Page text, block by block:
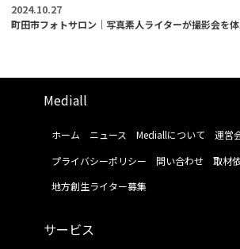
2024.10.27
町田市フォトサロン｜写真素人ライターが撮影会を体
Mediall
ホーム ニュース Mediallについて
運営
プライバシーポリシー
問い合わせ
取材
地方創生ライター募集
サービス